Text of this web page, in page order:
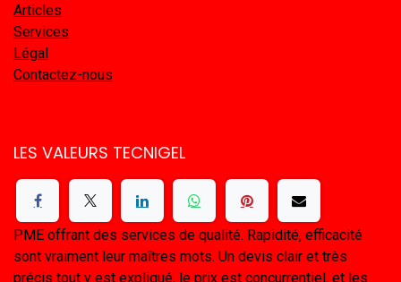
Articles
Services
Légal
Contactez-nous
LES VALEURS TECNIGEL
PME offrant des services de qualité. Rapidité, efficacité
sont vraiment leur maîtres mots. Un devis clair et très
précis tout y est expliqué, le prix est concurrentiel, et les